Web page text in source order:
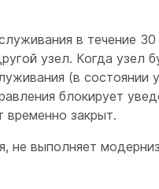
в течение
узел. Когда узел
(в состоянии
блокирует
временно закрыт.
не выполняет